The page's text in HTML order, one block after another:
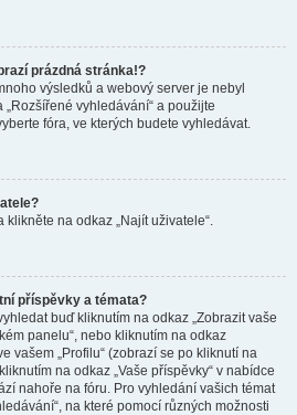
prázdná stránka!?
výsledků a webový server je nebyl
vyhledávání“ a použijte
fóra, ve kterých budete vyhledávat.
klikněte na odkaz „Najít uživatele“.
příspěvky a témata?
buď kliknutím na odkaz „Zobrazit vaše
panelu“, nebo kliknutím na odkaz
vašem „Profilu“ (zobrazí se po kliknutí na
na odkaz „Vaše příspěvky“ v nabídce
nahoře na fóru. Pro vyhledání vašich témat
na které pomocí různých možnosti